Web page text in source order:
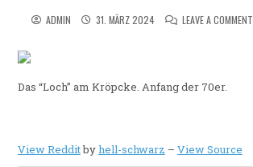
ADMIN 31. MÄRZ 2024 LEAVE A COMMENT
Das “Loch” am Kröpcke. Anfang der 70er.
View Redditbyhell-schwarz – View Source